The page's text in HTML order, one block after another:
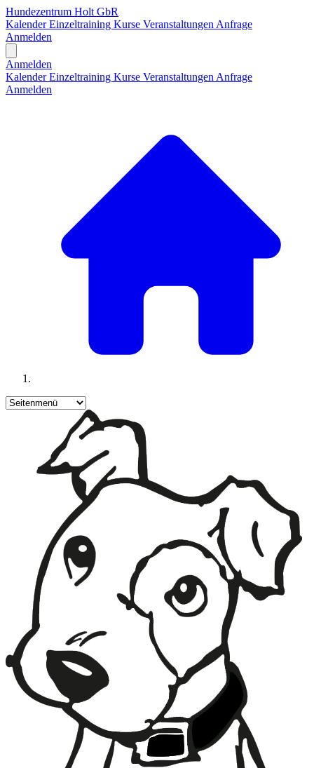
Hundezentrum Holt GbR
KalenderEinzeltraining Kurse Veranstaltungen Anfrage
Anmelden
Anmelden
KalenderEinzeltraining Kurse Veranstaltungen Anfrage
Anmelden